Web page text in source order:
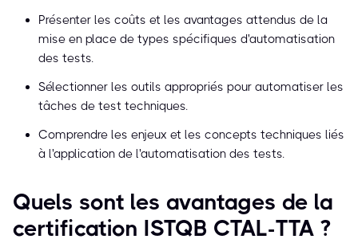
Présenter les coûts et les avantages attendus de la
mise en place de types spécifiques d'automatisation
des tests.
Sélectionner les outils appropriés pour automatiser les
tâches de test techniques.
Comprendre les enjeux et les concepts techniques liés
à l'application de l'automatisation des tests.
Quels sont les avantages de la
certification ISTQB CTAL-TTA ?